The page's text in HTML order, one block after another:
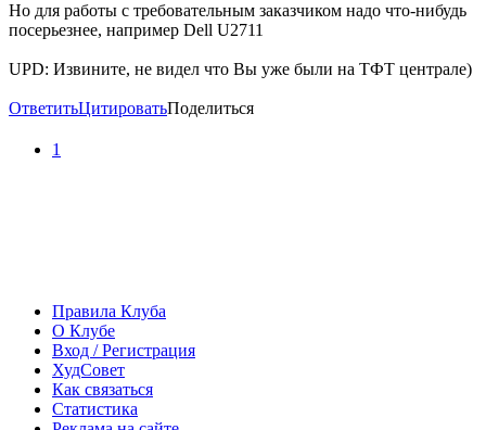
Но для работы с требовательным заказчиком надо что-нибудь
посерьезнее, например Dell U2711
UPD: Извините, не видел что Вы уже были на ТФТ централе)
ОтветитьЦитироватьПоделиться
1
Правила Клуба
О Клубе
Вход / Регистрация
ХудСовет
Как связаться
Статистика